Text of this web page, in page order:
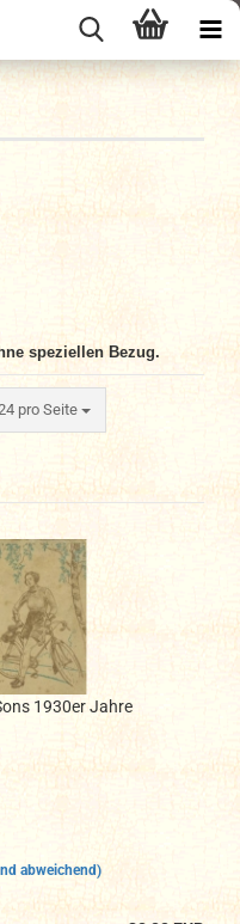
speziellen Bezug.
pro Seite
Seite
1930er Jahre
abweichend)